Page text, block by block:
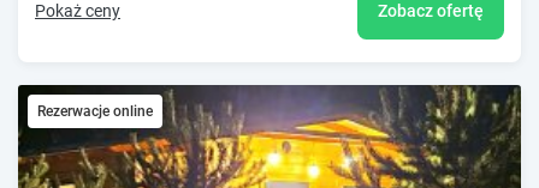
Pokaż ceny Zobacz ofertę
Rezerwacje online